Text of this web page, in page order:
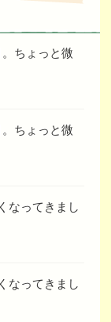
ちょっと微
ちょっと微
なってきまし
なってきまし